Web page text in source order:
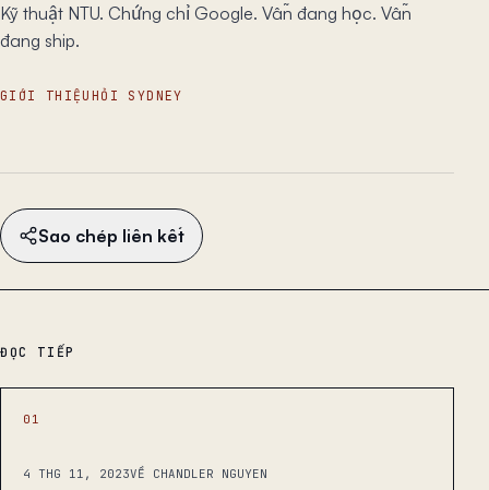
Kỹ thuật NTU. Chứng chỉ Google. Vẫn đang học. Vẫn
đang ship.
GIỚI THIỆU HỎI SYDNEY
Sao chép liên kết
ĐỌC TIẾP
01
4 THG 11, 2023VỀ CHANDLER NGUYEN